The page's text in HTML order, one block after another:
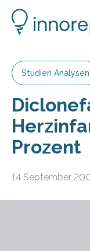
Studien Analysen
Prozent
14 September